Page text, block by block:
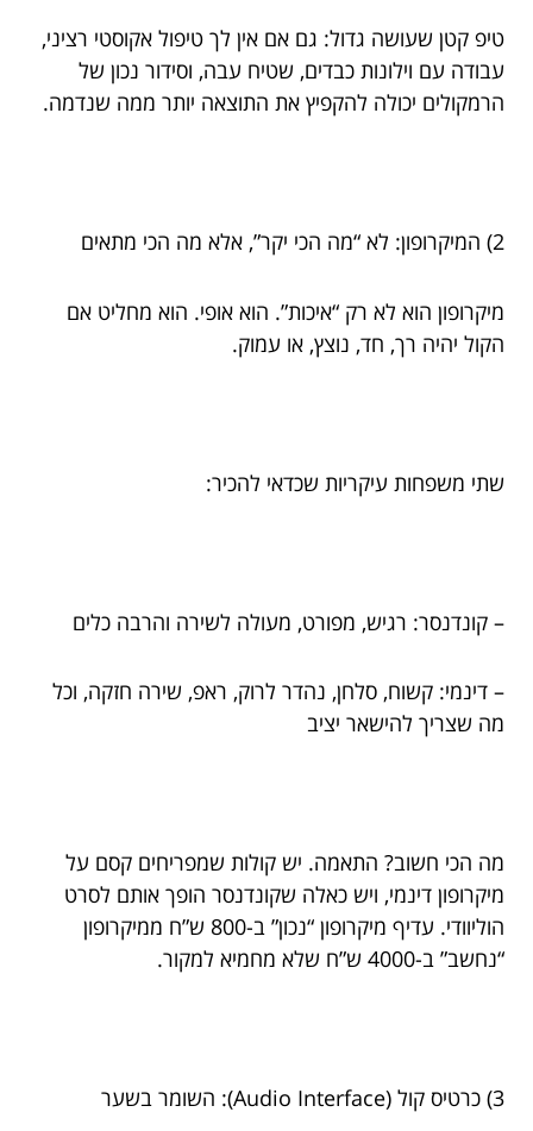
טיפ קטן שעושה גדול: גם אם אין לך טיפול אקוסטי רציני,
עבודה עם וילונות כבדים, שטיח עבה, וסידור נכון של
הרמקולים יכולה להקפיץ את התוצאה יותר ממה שנדמה.
2) המיקרופון: לא “מה הכי יקר”, אלא מה הכי מתאים
מיקרופון הוא לא רק “איכות”. הוא אופי. הוא מחליט אם
הקול יהיה רך, חד, נוצץ, או עמוק.
שתי משפחות עיקריות שכדאי להכיר:
– קונדנסר: רגיש, מפורט, מעולה לשירה והרבה כלים
– דינמי: קשוח, סלחן, נהדר לרוק, ראפ, שירה חזקה, וכל
מה שצריך להישאר יציב
מה הכי חשוב? התאמה. יש קולות שמפריחים קסם על
מיקרופון דינמי, ויש כאלה שקונדנסר הופך אותם לסרט
הוליוודי. עדיף מיקרופון “נכון” ב-800 ש”ח ממיקרופון
“נחשב” ב-4000 ש”ח שלא מחמיא למקור.
3) כרטיס קול (Audio Interface): השומר בשער